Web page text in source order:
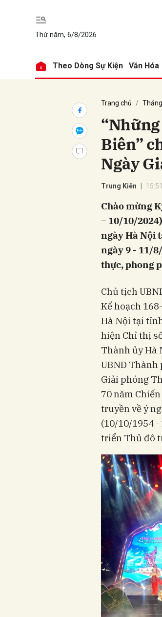
Thứ năm, 6/8/2026
Theo Dòng Sự Kiện Văn Hóa
Trang chủ
Biên”
Ngày
Trung Kiên
Chào mừng
– 10/10/
ngày Hà Nội
ngày 9 - 11/
thực, phong
Chủ tịch
Kế hoạch
Hà Nội tại
hiện Chỉ thị
Thành ủy Hà
UBND Thành
Giải phóng
70 năm
truyền về ý
(10/10/1954
triển Thủ đô